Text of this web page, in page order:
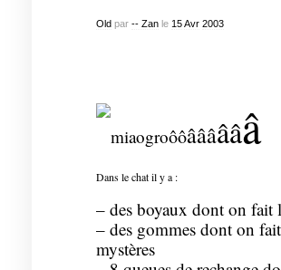
Oldpar -- Zanle 15 Avr 2003
miaogroôôââââââ
Dans le chat il y a :
– des boyaux dont on fait
– des gommes dont on
mystères